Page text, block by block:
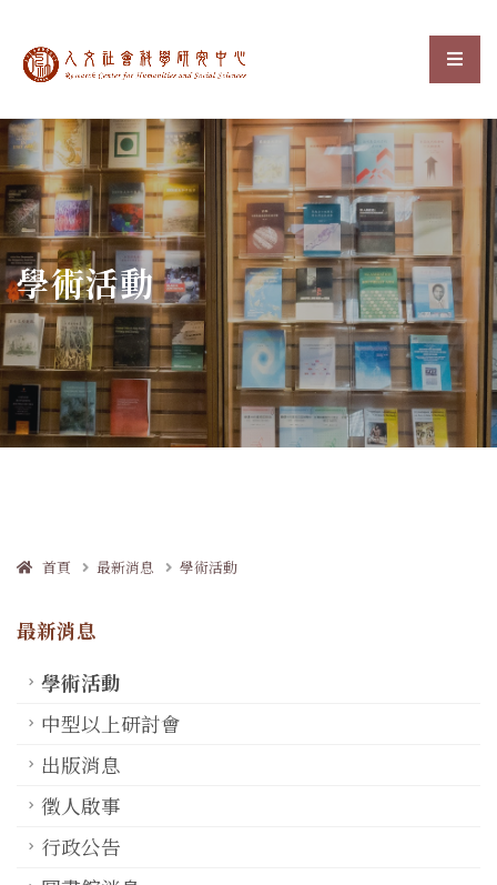
中央研究院人文社會科選
:::
學術活動
首頁 最新消息 學術活動
最新消息
學術活動
中型以上研討會
出版消息
徵人啟事
行政公告